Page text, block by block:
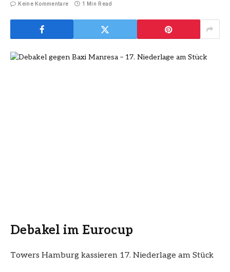
Keine Kommentare 1 Min Read
Debakel im Eurocup
Towers Hamburg kassieren 17. Niederlage am Stück